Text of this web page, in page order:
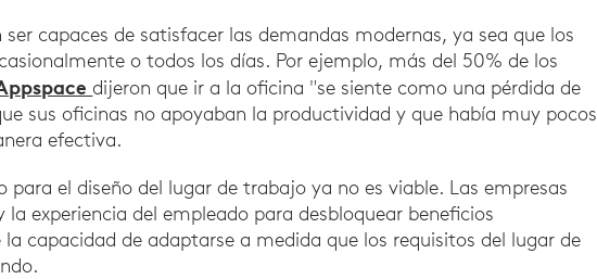
capaces de satisfacer las demandas modernas, ya sea que los
o todos los días. Por ejemplo, más del 50% de los
dijeron que ir a la oficina "se siente como una pérdida de
sus oficinas no apoyaban la productividad y que había muy pocos
efectiva.
para el diseño del lugar de trabajo ya no es viable. Las empresas
experiencia del empleado para desbloquear beneficios
capacidad de adaptarse a medida que los requisitos del lugar de